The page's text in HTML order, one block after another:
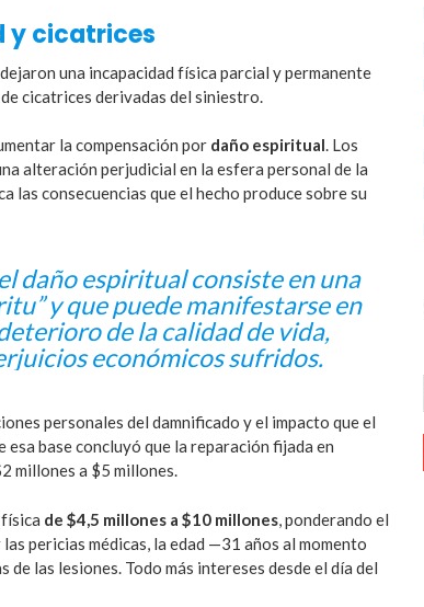
y cicatrices
una incapacidad física parcial y permanente
cicatrices derivadas del siniestro.
la compensación por daño espiritual. Los
alteración perjudicial en la esfera personal de la
las consecuencias que el hecho produce sobre su
daño espiritual consiste en una
y que puede manifestarse en
de la calidad de vida,
económicos sufridos.
personales del damnificado y el impacto que el
base concluyó que la reparación fijada en
millones a $5 millones.
de $4,5 millones a $10 millones, ponderando el
pericias médicas, la edad —31 años al momento
las lesiones. Todo más intereses desde el día del